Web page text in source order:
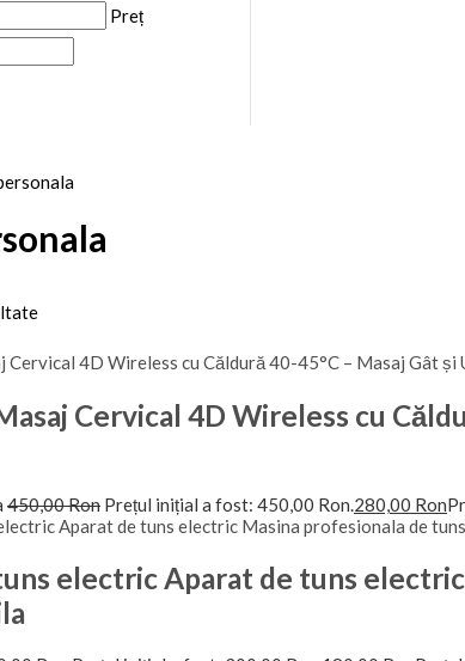
Preț
Cervical 4D Wireless cu
450,00Ron Prețul inițial a fost: 450,00 Ron.280,00 Ron
electric Aparat de tuns